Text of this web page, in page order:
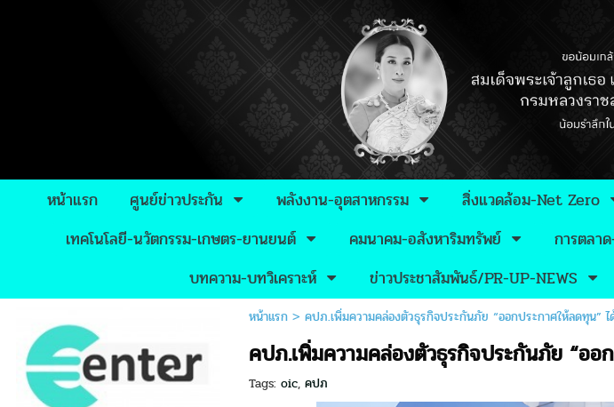
หน้าแรก ศูนย์ข่าวประกัน พลังงาน-อุตสาหกรรม สิ่งแวดล้อม-Net Zero
เทคโนโลยี-นวัตกรรม-เกษตร-ยานยนต์
คมนาคม-อสังหาริมทรัพย์ การตลา
บทความ-บทวิเคราะห์
ข่าวประชาสัมพันธ์/PR-UP-NEWS
หน้าแรก> คปภ.เพิ่มความคล่องตัวธุรกิจประกันภัย “ออกประกาศให้ลดทุน” ไ
คปภ.เพิ่มความคล่องตัวธุรกิจประกันภัย “ออ
Tags:oic,คปภ